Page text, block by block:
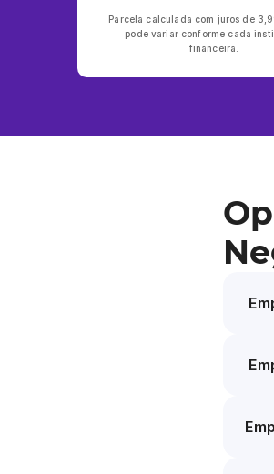
Parcela calculada com juros de
pode variar conforme cada
financeira.